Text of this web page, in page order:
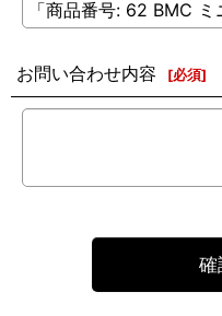
お問い合わせ内容 [必須]
確